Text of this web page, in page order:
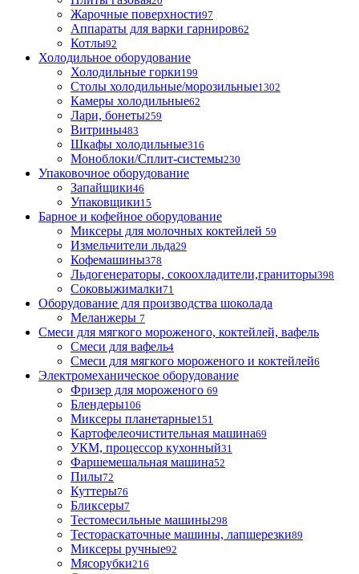
Жарочные поверхности97
Аппараты для варки гарниров62
Котлы92
Холодильное оборудование
Холодильные горки199
Столы холодильные/морозильные1302
Камеры холодильные62
Лари, бонеты259
Витрины483
Шкафы холодильные316
Моноблоки/Сплит-системы230
Упаковочное оборудование
Запайщики46
Упаковщики15
Барное и кофейное оборудование
Миксеры для молочных коктейлей 59
Измельчители льда29
Кофемашины378
Льдогенераторы, сокоохладители,граниторы398
Соковыжималки71
Оборудование для производства шоколада
Меланжеры 7
Смеси для мягкого мороженого, коктейлей, вафель
Смеси для вафель4
Смеси для мягкого мороженого и коктейлей6
Электромеханическое оборудование
Фризер для мороженого 69
Блендеры106
Миксеры планетарные151
Картофелеочистительная машина69
УКМ, процессор кухонный31
Фаршемешальная машина52
Пилы72
Куттеры76
Бликсеры7
Тестомесильные машины298
Тестораскаточные машины, лапшерезки89
Миксеры ручные92
Мясорубки216